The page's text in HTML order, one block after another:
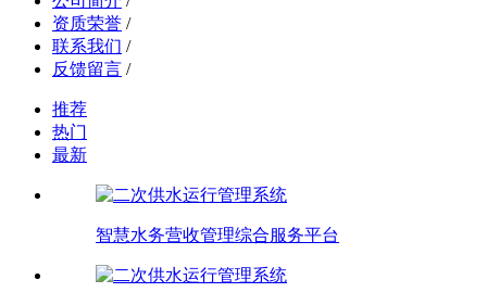
资质荣誉 /
联系我们 /
反馈留言 /
推荐
热门
最新
智慧水务营收管理综合服务平台